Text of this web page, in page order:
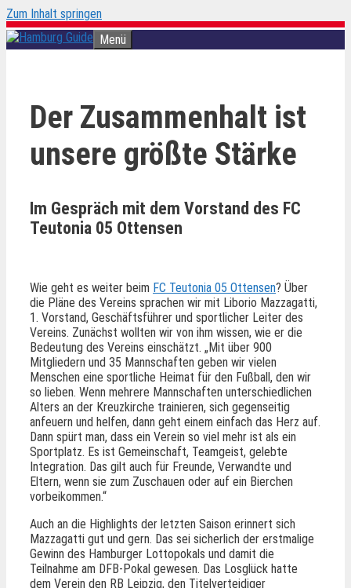
Zum Inhalt springen
Menü
Der Zusammenhalt ist
unsere größte Stärke
Im Gespräch mit dem Vorstand des FC
Teutonia 05 Ottensen
Wie geht es weiter beim FC Teutonia 05 Ottensen? Über
die Pläne des Vereins sprachen wir mit Liborio Mazzagatti,
1. Vorstand, Geschäftsführer und sportlicher Leiter des
Vereins. Zunächst wollten wir von ihm wissen, wie er die
Bedeutung des Vereins einschätzt. „Mit über 900
Mitgliedern und 35 Mannschaften geben wir vielen
Menschen eine sportliche Heimat für den Fußball, den wir
so lieben. Wenn mehrere Mannschaften unterschiedlichen
Alters an der Kreuzkirche trainieren, sich gegenseitig
anfeuern und helfen, dann geht einem einfach das Herz auf.
Dann spürt man, dass ein Verein so viel mehr ist als ein
Sportplatz. Es ist Gemeinschaft, Teamgeist, gelebte
Integration. Das gilt auch für Freunde, Verwandte und
Eltern, wenn sie zum Zuschauen oder auf ein Bierchen
vorbeikommen.“
Auch an die Highlights der letzten Saison erinnert sich
Mazzagatti gut und gern. Das sei sicherlich der erstmalige
Gewinn des Hamburger Lottopokals und damit die
Teilnahme am DFB-Pokal gewesen. Das Losglück hatte
dem Verein den RB Leipzig, den Titelverteidiger